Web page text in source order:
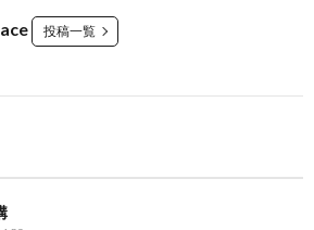
投稿一覧